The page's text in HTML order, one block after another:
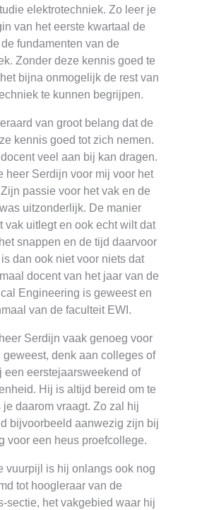
elektrotechniek. Zo leer je
van het eerste kwartaal de
fundamenten van de
Zonder deze kennis goed te
bijna onmogelijk de rest van
te kunnen begrijpen.
van groot belang dat de
kennis goed tot zich nemen.
veel aan bij kan dragen.
heer Serdijn voor mij voor het
passie voor het vak en de
uitzonderlijk. De manier
vak uitlegt en ook echt wilt dat
snappen en de tijd daarvoor
dan ook niet voor niets dat
docent van het jaar van de
Engineering is geweest en
van de faculteit EWI.
Serdijn vaak genoeg voor
denk aan colleges of
een eerstejaarsweekend of
Hij is altijd bereid om te
je daarom vraagt. Zo zal hij
bijvoorbeeld aanwezig zijn bij
voor een heus proefcollege.
vuurpijl is hij onlangs ook nog
tot hoogleraar van de
sectie, het vakgebied waar hij